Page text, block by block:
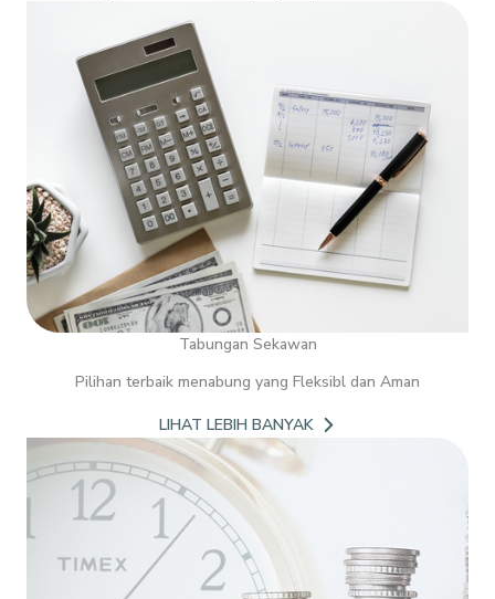
Tabungan Sekawan
Pilihan terbaik menabung yang Fleksibl dan Aman
LIHAT LEBIH BANYAK